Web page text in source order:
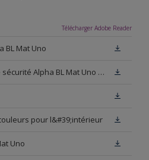
Télécharger Adobe Reader
BL Mat Uno
Fiche de données de sécurité Alpha BL Mat Uno Base W05
pour l&#39;intérieur
Uno